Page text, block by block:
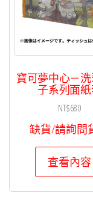
寶可夢中心－
子系列面
NT$680
缺貨/請詢問
查看內容